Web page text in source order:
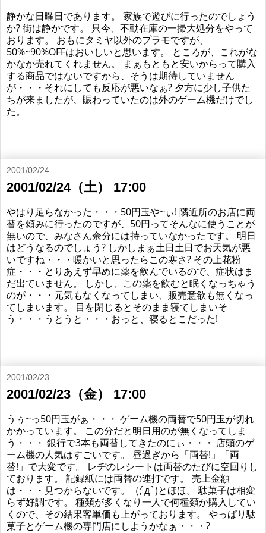
静かな日曜日であります。 家族で遊びに行ったのでしょう
か? 街は静かです。 只今、不動在庫の一掃大処分をやって
おります。 おもにタミヤ以外のプラモですが、
50%~90%OFFはおいしいと思います。 ところが、これがな
かなか売れてくれません。 まぁもともと安いからって購入
する商品ではないですから、そうは期待していません
が・・・それにしても反応が悪いなぁ? 夕方に少し子供た
ちが来ましたが、賑わっていたのは外のゲーム機だけでし
た。
2001/02/24
2001/02/24（土） 17:00
やはり足らなかった・・・50円玉や~ぃ! 隣近所のお店に両
替を頼みに行ったのですが、50円ってそんなに使うことが
無いので、みなさん余分には持っていなかったです。 明日
はどうなるのでしょう? しかしまぁ土日土日でお天気が悪
いですね・・・暖かいと思ったらこの寒さ? その上花粉
症・・・とりあえず早めに薬を飲んでいるので、症状はま
だ出ていません。 しかし、この薬を飲むと眠くなっちゃう
のが・・・元気もなくなってしまい、販売意欲も無くなっ
てしまいます。 目を閉じるとそのまま寝てしまいそ
う・・・うとうと・・・おっと、寝るとこだった!
2001/02/23
2001/02/23（金） 17:00
うぅ~っ50円玉がぁ・・・ ゲーム機の両替で50円玉が切れ
かかっています。 この分だと明日用のが無くなってしま
う・・・ 銀行で3本も両替してきたのにぃ・・・ 店頭のゲ
ーム機の人気はすごいです。 昼過ぎから「両替!」「両
替!」で大変です。 レヂのレシートは両替のたびに空回りし
ております。 記録紙には両替の連打です。 売上金額
は・・・見つからないです。（; ́д`)とほほ。 駄菓子は相変
らず好調です。 種類が多くなり一人で何種類か購入してい
くので、その結果客単価も上がっております。 やっぱり駄
菓子とゲーム機の専門店にしようかなぁ・・・?